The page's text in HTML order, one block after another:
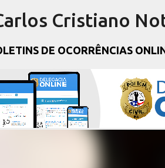
Cristiano
DE OCORRÊNCIAS